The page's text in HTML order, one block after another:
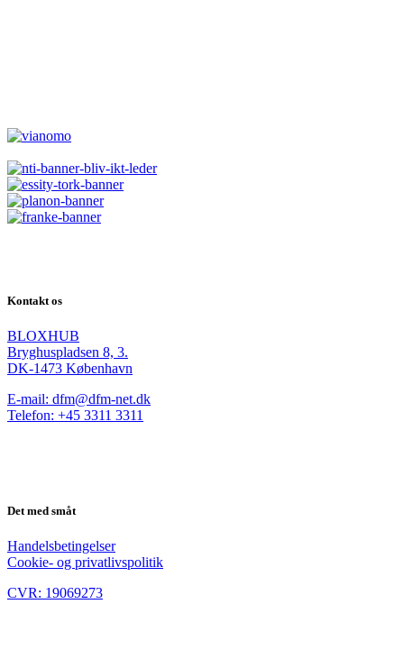
Kontakt os
BLOXHUB
Bryghuspladsen 8, 3.
DK-1473 København
E-mail: dfm@dfm-net.dk
Telefon: +45 3311 3311
Det med småt
Handelsbetingelser
Cookie- og privatlivspolitik
CVR: 19069273